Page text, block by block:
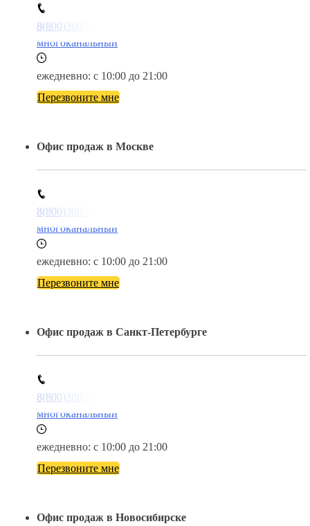
8(800)3085303
многоканальный
ежедневно: с 10:00 до 21:00
Перезвоните мне
Офис продаж в Москве
8(800)3085303
многоканальный
ежедневно: с 10:00 до 21:00
Перезвоните мне
Офис продаж в Санкт-Петербурге
8(800)3085303
многоканальный
ежедневно: с 10:00 до 21:00
Перезвоните мне
Офис продаж в Новосибирске